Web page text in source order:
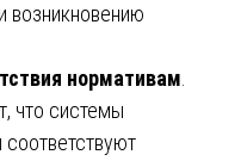
возникновению
нормативам.
что системы